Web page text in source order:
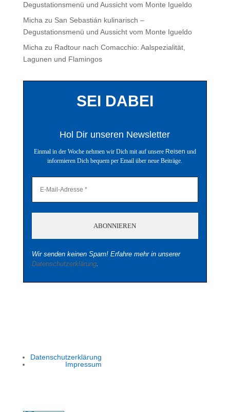
Degustationsmenü und Aussicht vom Monte Igueldo
Michazu San Sebastián kulinarisch –
Degustationsmenü und Aussicht vom Monte Igueldo
Michazu Radtour nach Comacchio: Aalspezialität,
Lagunen und Flamingos
SEI DABEI
Hol Dir unseren Newsletter
Einmal in der Woche nehmen wir Dich mit auf unsere Reisen und
informieren Dich bequem per Email über neue Beiträge.
Wir senden keinen Spam! Erfahre mehr in unserer
Datenschutzerklärung.
Datenschutzerklärung
Impressum